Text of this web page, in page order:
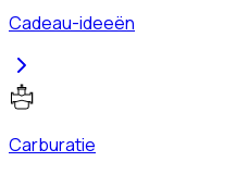
Cadeau-ideeën
Carburatie